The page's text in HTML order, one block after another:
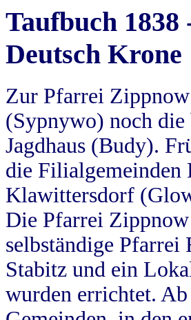
Taufbuch
Deutsch Krone
Zur Pfarrei
(Sypnywo) noch
Jagdhaus (Budy).
die Filialgemeinden
Klawittersdorf
Die Pfarrei
selbständige
Stabitz und ein
wurden errichtet.